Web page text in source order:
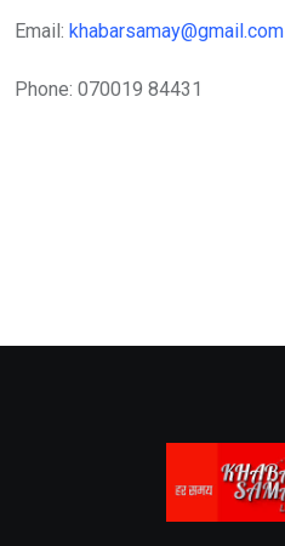
Email: khabarsamay@gmail.com
Phone: 070019 84431